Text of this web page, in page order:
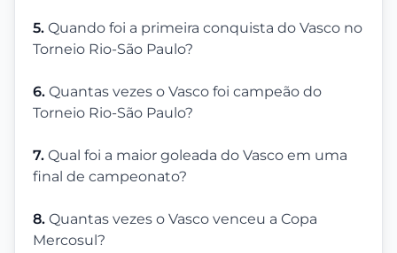
5. Quando foi a primeira conquista do Vasco no
Torneio Rio-São Paulo?
6. Quantas vezes o Vasco foi campeão do
Torneio Rio-São Paulo?
7. Qual foi a maior goleada do Vasco em uma
final de campeonato?
8. Quantas vezes o Vasco venceu a Copa
Mercosul?